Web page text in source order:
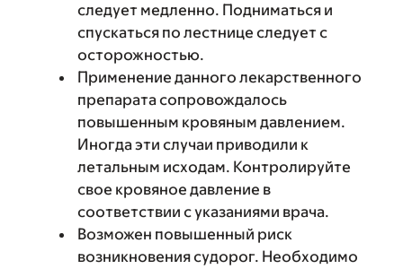
следует медленно. Подниматься и
спускаться по лестнице следует с
осторожностью.
Применение данного лекарственного
препарата сопровождалось
повышенным кровяным давлением.
Иногда эти случаи приводили к
летальным исходам. Контролируйте
свое кровяное давление в
соответствии с указаниями врача.
Возможен повышенный риск
возникновения судорог. Необходимо